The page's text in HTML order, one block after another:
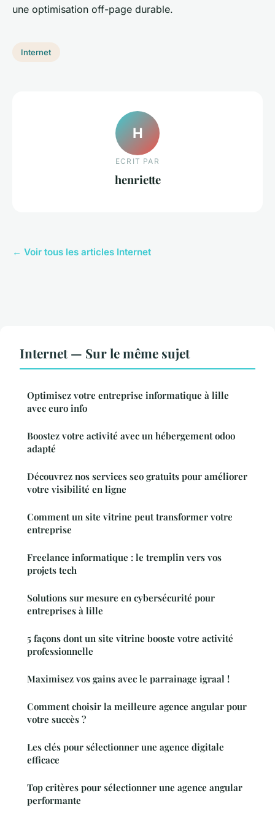
une optimisation off-page durable.
Internet
H
ECRIT PAR
henriette
← Voir tous les articles Internet
Internet — Sur le même sujet
Optimisez votre entreprise informatique à lille
avec euro info
Boostez votre activité avec un hébergement odoo
adapté
Découvrez nos services seo gratuits pour améliorer
votre visibilité en ligne
Comment un site vitrine peut transformer votre
entreprise
Freelance informatique : le tremplin vers vos
projets tech
Solutions sur mesure en cybersécurité pour
entreprises à lille
5 façons dont un site vitrine booste votre activité
professionnelle
Maximisez vos gains avec le parrainage igraal !
Comment choisir la meilleure agence angular pour
votre succès ?
Les clés pour sélectionner une agence digitale
efficace
Top critères pour sélectionner une agence angular
performante